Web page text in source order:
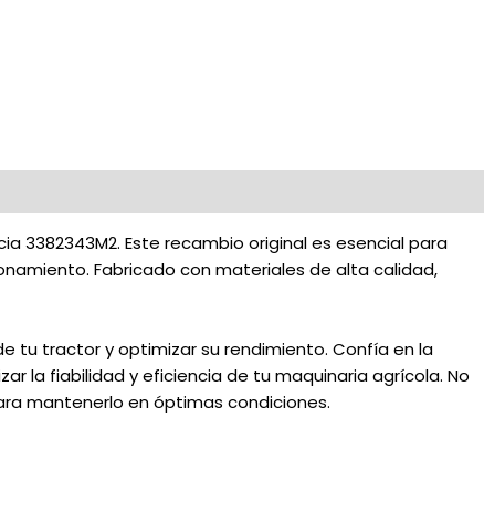
3382343M2. Este recambio original es esencial para
Fabricado con materiales de alta calidad,
tu tractor y optimizar su rendimiento. Confía en la
la fiabilidad y eficiencia de tu maquinaria agrícola. No
mantenerlo en óptimas condiciones.